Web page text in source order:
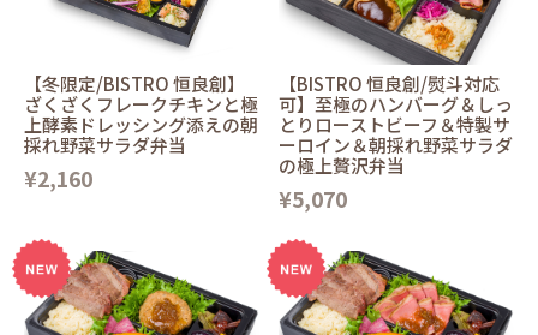
【冬限定/BISTRO 恒良創】
ざくざくフレークチキンと極
上酵素ドレッシング添えの朝
採れ野菜サラダ弁当
¥2,160
【BISTRO 恒良創/熨斗対応
可】至極のハンバーグ＆しっ
とりローストビーフ＆特製サ
ーロイン＆朝採れ野菜サラダ
の極上贅沢弁当
¥5,070